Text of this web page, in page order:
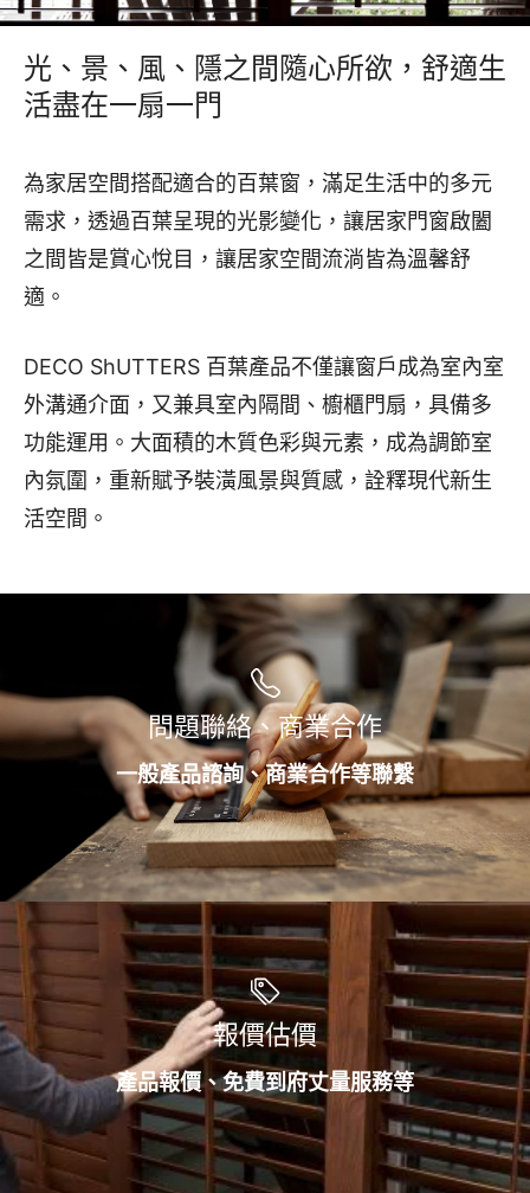
光、景、風、隱之間隨心所欲，舒適生
活盡在一扇一門
為家居空間搭配適合的百葉窗，滿足生活中的多元
需求，透過百葉呈現的光影變化，讓居家門窗啟闔
之間皆是賞心悅目，讓居家空間流淌皆為溫馨舒
適。
DECO ShUTTERS 百葉產品不僅讓窗戶成為室內室
外溝通介面，又兼具室內隔間、櫥櫃門扇，具備多
功能運用。大面積的木質色彩與元素，成為調節室
內氛圍，重新賦予裝潢風景與質感，詮釋現代新生
活空間。
問題聯絡、商業合作
一般產品諮詢、商業合作等聯繫
報價估價
產品報價、免費到府丈量服務等